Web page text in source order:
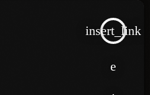
insert_link